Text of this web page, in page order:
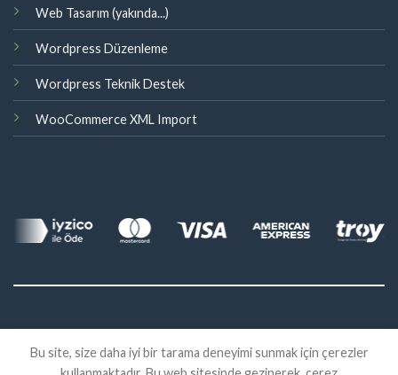
Web Tasarım (yakında...)
Wordpress Düzenleme
Wordpress Teknik Destek
WooCommerce XML Import
2026 Eklenti Market
Bu site, size daha iyi bir tarama deneyimi sunmak için çerezler